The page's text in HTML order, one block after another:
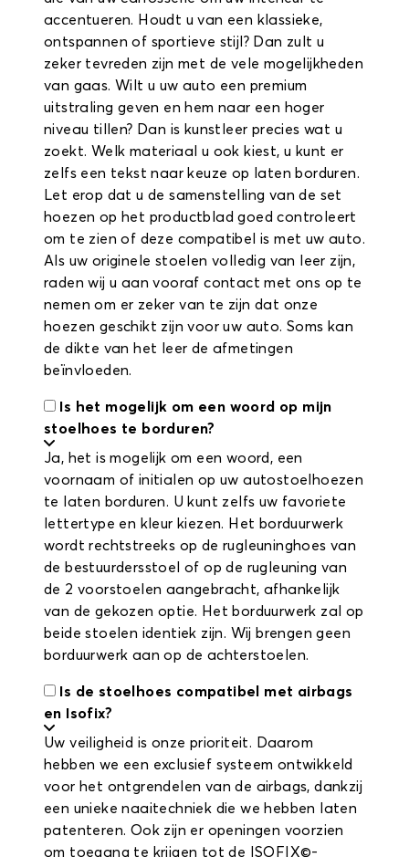
accentueren. Houdt u van een klassieke,
ontspannen of sportieve stijl? Dan zult u
zeker tevreden zijn met de vele mogelijkheden
van gaas. Wilt u uw auto een premium
uitstraling geven en hem naar een hoger
niveau tillen? Dan is kunstleer precies wat u
zoekt. Welk materiaal u ook kiest, u kunt er
zelfs een tekst naar keuze op laten borduren.
Let erop dat u de samenstelling van de set
hoezen op het productblad goed controleert
om te zien of deze compatibel is met uw auto.
Als uw originele stoelen volledig van leer zijn,
raden wij u aan vooraf contact met ons op te
nemen om er zeker van te zijn dat onze
hoezen geschikt zijn voor uw auto. Soms kan
de dikte van het leer de afmetingen
beïnvloeden.
Is het mogelijk om een woord op mijn
stoelhoes te borduren?
Ja, het is mogelijk om een woord, een
voornaam of initialen op uw autostoelhoezen
te laten borduren. U kunt zelfs uw favoriete
lettertype en kleur kiezen. Het borduurwerk
wordt rechtstreeks op de rugleuninghoes van
de bestuurdersstoel of op de rugleuning van
de 2 voorstoelen aangebracht, afhankelijk
van de gekozen optie. Het borduurwerk zal op
beide stoelen identiek zijn. Wij brengen geen
borduurwerk aan op de achterstoelen.
Is de stoelhoes compatibel met airbags
en Isofix?
Uw veiligheid is onze prioriteit. Daarom
hebben we een exclusief systeem ontwikkeld
voor het ontgrendelen van de airbags, dankzij
een unieke naaitechniek die we hebben laten
patenteren. Ook zijn er openingen voorzien
om toegang te krijgen tot de ISOFIX©-